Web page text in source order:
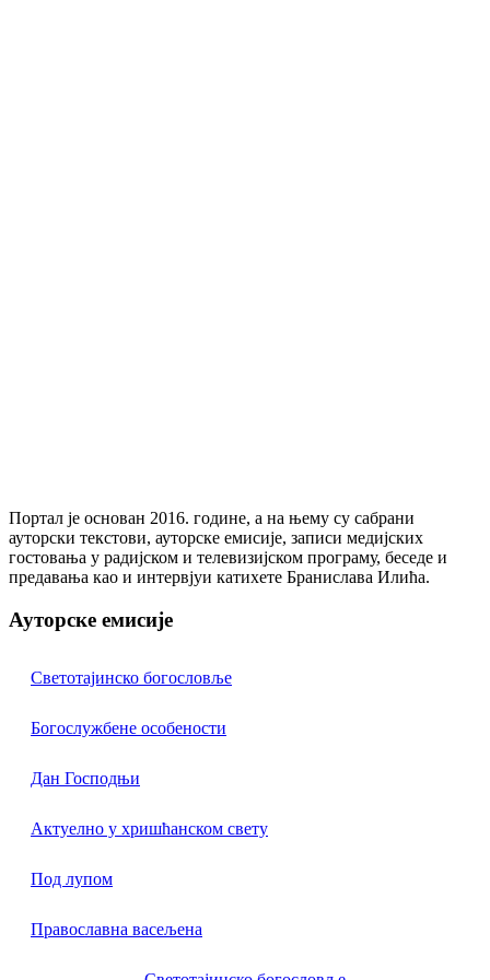
Портал је основан 2016. године, а на њему су сабрани
ауторски текстови, ауторске емисије, записи медијских
гостовања у радијском и телевизијском програму, беседе и
предавања као и интервјуи катихете Бранислава Илића.
Ауторске емисије
Светотајинско богословље
Богослужбене особености
Дан Господњи
Актуелно у хришћанском свету
Под лупом
Православна васељена